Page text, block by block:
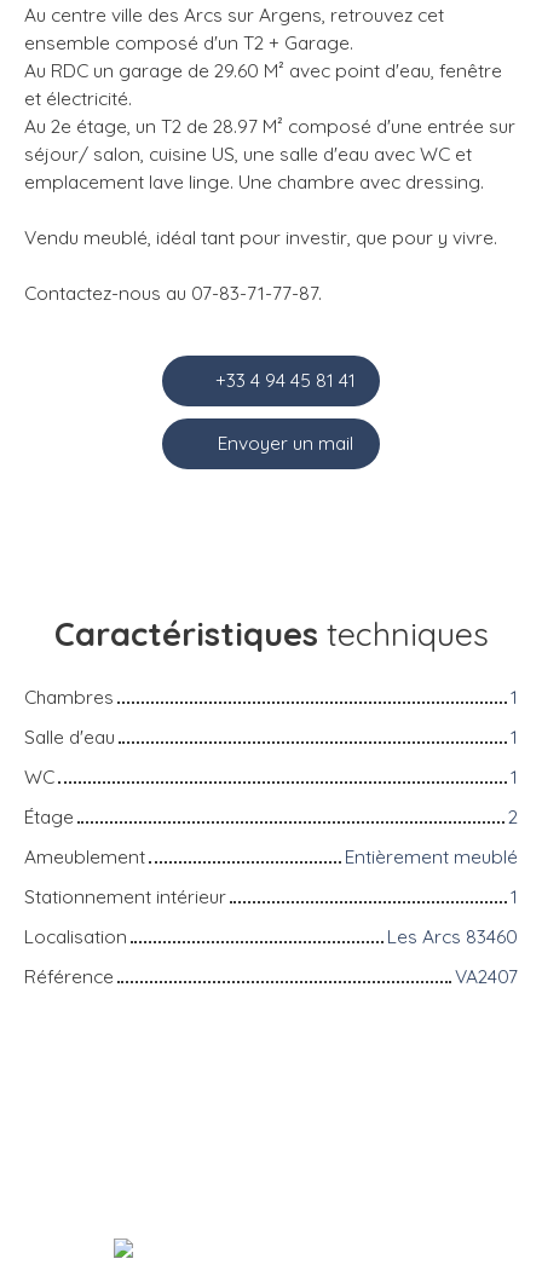
Au centre ville des Arcs sur Argens, retrouvez cet
ensemble composé d'un T2 + Garage.
Au RDC un garage de 29.60 M² avec point d'eau, fenêtre
et électricité.
Au 2e étage, un T2 de 28.97 M² composé d'une entrée sur
séjour/ salon, cuisine US, une salle d'eau avec WC et
emplacement lave linge. Une chambre avec dressing.
Vendu meublé, idéal tant pour investir, que pour y vivre.
Contactez-nous au 07-83-71-77-87.
+33 4 94 45 81 41
Envoyer un mail
Caractéristiques techniques
Chambres
1
Salle d'eau
1
WC
1
Étage
2
Ameublement
Entièrement meublé
Stationnement intérieur
1
Localisation
Les Arcs 83460
Référence
VA2407